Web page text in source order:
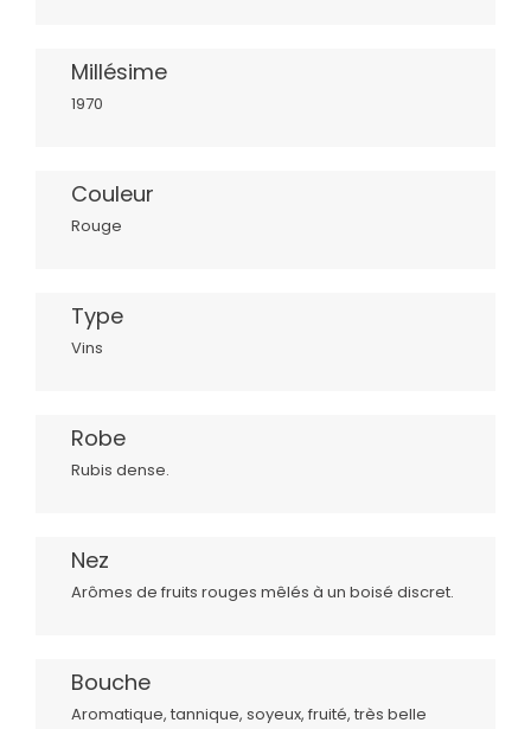
Millésime
1970
Couleur
Rouge
Type
Vins
Robe
Rubis dense.
Nez
Arômes de fruits rouges mêlés à un boisé discret.
Bouche
Aromatique, tannique, soyeux, fruité, très belle